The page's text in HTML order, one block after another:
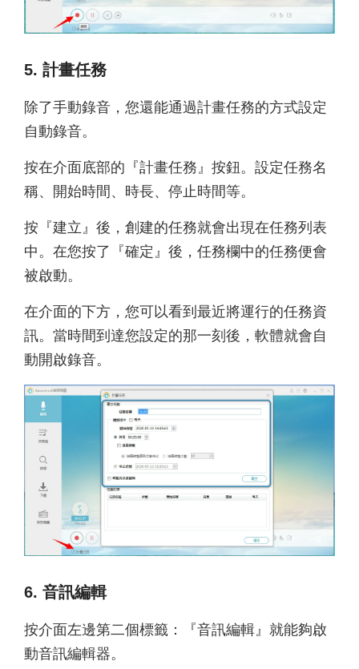
5. 計畫任務
除了手動錄音，您還能通過計畫任務的方式設定
自動錄音。
按在介面底部的『計畫任務』按鈕。設定任務名
稱、開始時間、時長、停止時間等。
按『建立』後，創建的任務就會出現在任務列表
中。在您按了『確定』後，任務欄中的任務便會
被啟動。
在介面的下方，您可以看到最近將運行的任務資
訊。當時間到達您設定的那一刻後，軟體就會自
動開啟錄音。
6. 音訊編輯
按介面左邊第二個標籤：『音訊編輯』就能夠啟
動音訊編輯器。